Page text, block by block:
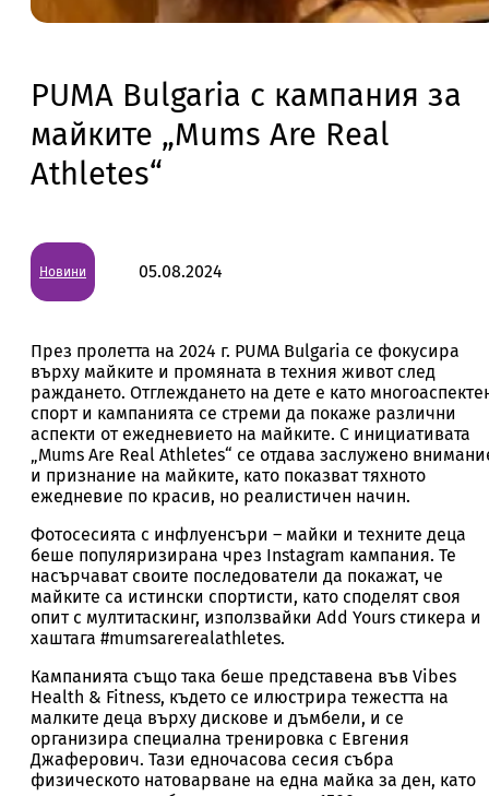
PUMA Bulgaria с кампания за
майките „Mums Are Real
Athletes“
Новини 05.08.2024
През пролетта на 2024 г. PUMA Bulgaria се фокусира
върху майките и промяната в техния живот след
раждането. Отглеждането на дете е като
спорт и кампанията се стреми да покаже различни
аспекти от ежедневието на майките. С инициативата
„Mums Are Real Athletes“ се отдава заслужено
и признание на майките, като показват тяхното
ежедневие по красив, но реалистичен начин.
Фотосесията с инфлуенсъри – майки и техните деца
беше популяризирана чрез Instagram кампания. Те
насърчават своите последователи да покажат, че
майките са истински спортисти, като споделят своя
опит с мултитаскинг, използвайки Add Yours стикера и
хаштага #mumsarerealathletes.
Кампанията също така беше представена във Vibes
Health & Fitness, където се илюстрира тежестта на
малките деца върху дискове и дъмбели, и се
организира специална тренировка с Евгения
Джаферович. Тази едночасова сесия събра
физическото натоварване на една майка за ден, като